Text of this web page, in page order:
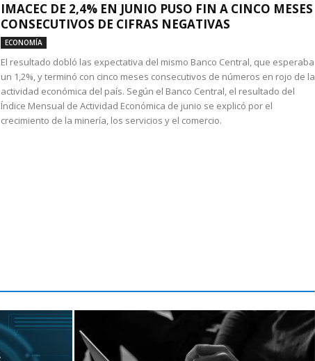
IMACEC DE 2,4% EN JUNIO PUSO FIN A CINCO MESES
CONSECUTIVOS DE CIFRAS NEGATIVAS
ECONOMÍA
El resultado dobló las expectativa del mismo Banco Central, que esperaba
un 1,2%, y terminó con cinco meses consecutivos de números en rojo de la
actividad económica del país. Según el Banco Central, el resultado del
Índice Mensual de Actividad Económica de junio se explicó por el
crecimiento de la minería, los servicios y el comercio.